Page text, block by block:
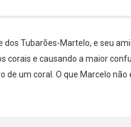
dos Tubarões-Martelo, e seu
corais e causando a maior
de um coral. O que Marcelo